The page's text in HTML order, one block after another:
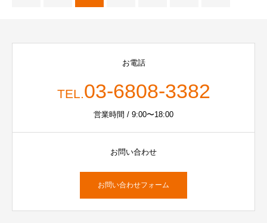
お電話
TEL.03-6808-3382
営業時間 / 9:00〜18:00
お問い合わせ
お問い合わせフォーム